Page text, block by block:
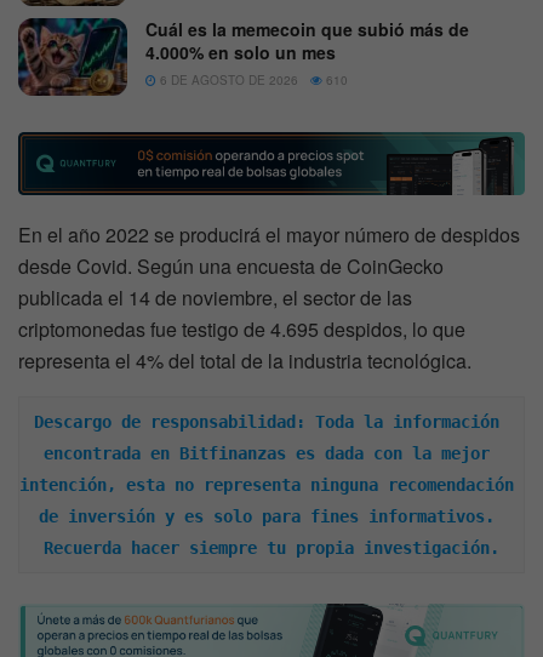
Cuál es la memecoin que subió más de
4.000% en solo un mes
6 DE AGOSTO DE 2026 610
En el año 2022 se producirá el mayor número de despidos
desde Covid. Según una encuesta de CoinGecko
publicada el 14 de noviembre, el sector de las
criptomonedas fue testigo de 4.695 despidos, lo que
representa el 4% del total de la industria tecnológica.
Descargo de responsabilidad: Toda la información
encontrada en Bitfinanzas es dada con la mejor
intención, esta no representa ninguna recomendación
de inversión y es solo para fines informativos.
Recuerda hacer siempre tu propia investigación.